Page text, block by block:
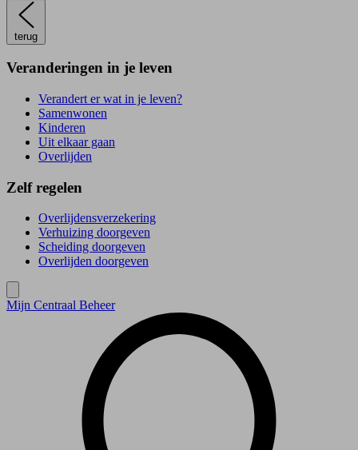
terug
Veranderingen in je leven
Verandert er wat in je leven?
Samenwonen
Kinderen
Uit elkaar gaan
Overlijden
Zelf regelen
Overlijdensverzekering
Verhuizing doorgeven
Scheiding doorgeven
Overlijden doorgeven
Mijn Centraal Beheer